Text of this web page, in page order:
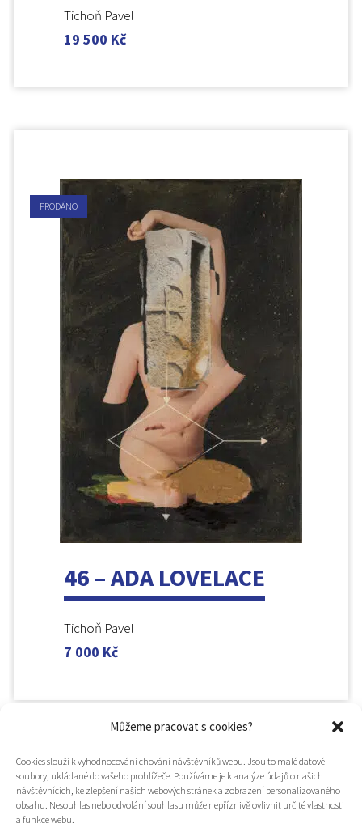
Můžeme pracovat s cookies?
Cookies slouží k vyhodnocování chování návštěvníků webu. Jsou to malé datové
soubory, ukládané do vašeho prohlížeče. Používáme je k analýze údajů o našich
návštěvnících, ke zlepšení našich webových stránek a zobrazení personalizovaného
obsahu. Nesouhlas nebo odvolání souhlasu může nepříznivě ovlivnit určité vlastnosti
a funkce webu.
Tichoň Pavel
19 500 Kč
PRODÁNO
46 – ADA LOVELACE
Tichoň Pavel
7 000 Kč